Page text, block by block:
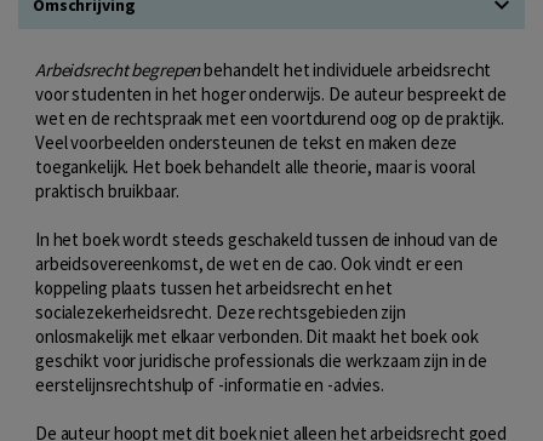
Omschrijving
Arbeidsrecht begrepenbehandelt het individuele arbeidsrecht
voor studenten in het hoger onderwijs. De auteur bespreekt de
wet en de rechtspraak met een voortdurend oog op de praktijk.
Veel voorbeelden ondersteunen de tekst en maken deze
toegankelijk. Het boek behandelt alle theorie, maar is vooral
praktisch bruikbaar.
In het boek wordt steeds geschakeld tussen de inhoud van de
arbeidsovereenkomst, de wet en de cao. Ook vindt er een
koppeling plaats tussen het arbeidsrecht en het
socialezekerheidsrecht. Deze rechtsgebieden zijn
onlosmakelijk met elkaar verbonden. Dit maakt het boek ook
geschikt voor juridische professionals die werkzaam zijn in de
eerstelijnsrechtshulp of -informatie en -advies.
De auteur hoopt met dit boek niet alleen het arbeidsrecht goed